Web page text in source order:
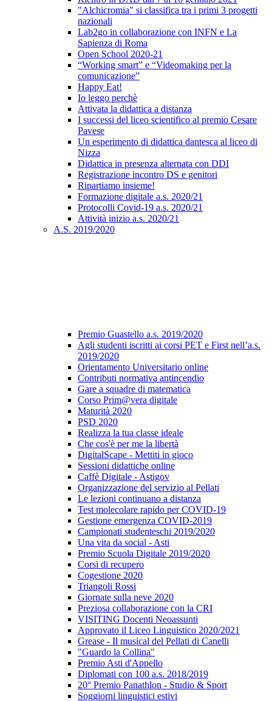
"Alchicromia" si classifica tra i primi 3 progetti
nazionali
Lab2go in collaborazione con INFN e La
Sapienza di Roma
Open School 2020-21
“Working smart” e “Videomaking per la
comunicazione”
Happy Eat!
Io leggo perchè
Attivata la didattica a distanza
I successi del liceo scientifico al premio Cesare
Pavese
Un esperimento di didattica dantesca al liceo di
Nizza
Didattica in presenza alternata con DDI
Registrazione incontro DS e genitori
Ripartiamo insieme!
Formazione digitale a.s. 2020/21
Protocolli Covid-19 a.s. 2020/21
Attività inizio a.s. 2020/21
A.S. 2019/2020
Premio Guastello a.s. 2019/2020
Agli studenti iscritti ai corsi PET e First nell’a.s.
2019/2020
Orientamento Universitario online
Contributi normativa antincendio
Gare a squadre di matematica
Corso Prim@vera digitale
Maturità 2020
PSD 2020
Realizza la tua classe ideale
Che cos'è per me la libertà
DigitalScape - Mettiti in gioco
Sessioni didattiche online
Caffè Digitale - Astigov
Organizzazione del servizio al Pellati
Le lezioni continuano a distanza
Test molecolare rapido per COVID-19
Gestione emergenza COVID-2019
Campionati studenteschi 2019/2020
Una vita da social - Asti
Premio Scuola Digitale 2019/2020
Corsi di recupero
Cogestione 2020
Triangoli Rossi
Giornate sulla neve 2020
Preziosa collaborazione con la CRI
VISITING Docenti Neoassunti
Approvato il Liceo Linguistico 2020/2021
Grease - Il musical del Pellati di Canelli
"Guardo la Collina"
Premio Asti d'Appello
Diplomati con 100 a.s. 2018/2019
20° Premio Panathlon - Studio & Sport
Soggiorni linguistici estivi